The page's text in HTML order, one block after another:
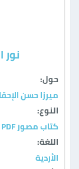
حول:
ميرزا حسن
النوع:
كتاب مصور PDF
اللغة:
الأردية